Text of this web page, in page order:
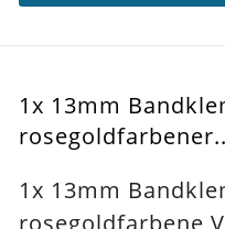
1x 13mm
1x 13mm